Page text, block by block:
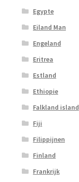
Egypte
Eiland Man
Engeland
Eritrea
Estland
Ethiopie
Falkland island
Fiji
Filippijnen
Finland
Frankrijk